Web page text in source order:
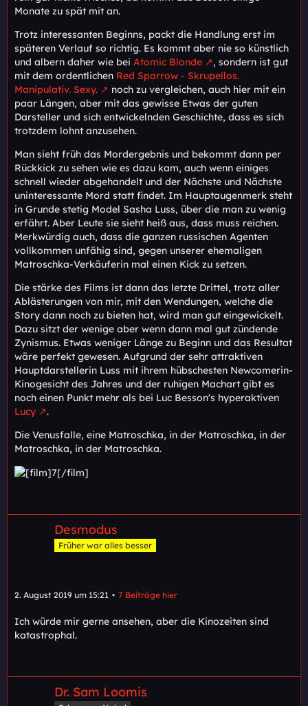
Monate zu spät mit an.
Trotz interessanten Beginns, packt die Handlung erst im
späteren Verlauf so richtig. Es kommt aber nie so künstlich
und albern daher wie bei Atomic Blonde
, sondern ist gut
mit dem ordentlichen Red Sparrow - Skrupellos.
Manipulativ. Sexy.
noch zu vergleichen, auch hier mit ein
paar Längen, aber mit das gewisse Etwas der guten
Darsteller und sich entwickelnden Geschichte, dass es sich
trotzdem lohnt anzusehen.
Man sieht früh das Mordergebnis und bekommt dann per
Rückkick zu sehen wie es dazu kam, auch wenn einiges
schnell wieder abgehandelt und der Nächste und Nächste
uninteressante Mord statt findet. Im Hauptaugenmerk steht
in Grunde stetig Model Sasha Luss, über die man zu wenig
erfährt. Aber Leute sie sieht heiß aus, dass muss reichen.
Merkwürdig auch, dass die ganzen russischen Agenten
vollkommen unfähig sind, gegen unserer ehemaligen
Matroschka-Verkäuferin mal einen Kick zu setzen.
Die stärke des Films ist dann das letzte Drittel, trotz aller
Ablästerungen von mir, mit den Wendungen, welche die
Story dann noch zu bieten hat, wird man gut eingewickelt.
Dazu sitzt der wenige aber wenn dann mal gut zündende
Zynismus. Etwas weniger Länge zu Beginn und das Resultat
wäre perfekt gewesen. Aufgrund der sehr attraktiven
Hauptdarstellerin Luss mit ihrem hübschesten Newcomerin-
Kinogesicht des Jahres und der ruhigen Machart gibt es
noch einen Punkt mehr als bei Luc Besson's hyperaktiven
Lucy
.
Die Venusfalle, eine Matroschka, in der Matroschka, in der
Matroschka, in der Matroschka.
Desmodus
Früher war alles besser
2. August 2019 um 15:21 7 Beiträge hier
Ich würde mir gerne ansehen, aber die Kinozeiten sind
katastrophal.
Dr. Sam Loomis